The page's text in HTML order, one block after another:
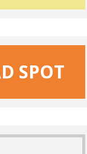
SPOT